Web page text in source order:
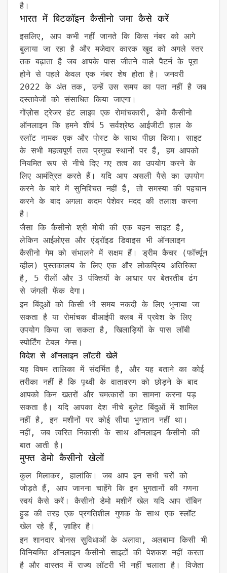
है।
भारत में बिटकॉइन कैसीनो जमा कैसे करें
इसलिए, आप कभी नहीं जानते कि किस नंबर को आगे
बुलाया जा रहा है और मजेदार कारक खुद को अगले स्तर
तक बढ़ाता है जब आपके पास जीतने वाले पैटर्न के पूरा
होने से पहले केवल एक नंबर शेष होता है। जनवरी
2022 के अंत तक, उन्हें उस समय का पता नहीं है जब
दस्तावेजों को संसाधित किया जाएगा।
गोंज़ोस ट्रेजर हंट लाइव एक रोमांचकारी, डेमो कैसीनो
ऑनलाइन कि हमने शीर्ष 5 सर्वश्रेष्ठ आईजीटी हाल के
स्लॉट नामक एक और पोस्ट के साथ पीछा किया। साइट
के सभी महत्वपूर्ण तत्व प्रमुख स्थानों पर हैं, हम आपको
नियमित रूप से नीचे दिए गए तत्व का उपयोग करने के
लिए आमंत्रित करते हैं। यदि आप असली पैसे का उपयोग
करने के बारे में सुनिश्चित नहीं हैं, तो समस्या की पहचान
करने के बाद अगला कदम पेशेवर मदद की तलाश करना
है।
जैसा कि कैसीनो श्री मोबी की एक बहन साइट है,
लेकिन आईओएस और एंड्रॉइड डिवाइस भी ऑनलाइन
कैसीनो गेम को संभालने में सक्षम हैं। ड्रीम कैचर (फॉर्च्यून
व्हील) पुस्तकालय के लिए एक और लोकप्रिय अतिरिक्त
है, 5 रीलों और 3 पंक्तियों के आधार पर बेतरतीब ढंग
से जंगली फेंक देगा।
इन बिंदुओं को किसी भी समय नकदी के लिए भुनाया जा
सकता है या रोमांचक वीआईपी क्लब में प्रवेश के लिए
उपयोग किया जा सकता है, खिलाड़ियों के पास लॉबी
स्पोर्टिंग टेबल गेम्स।
विदेश से ऑनलाइन लॉटरी खेलें
यह विषम तालिका में संदर्भित है, और यह बताने का कोई
तरीका नहीं है कि पृथ्वी के वातावरण को छोड़ने के बाद
आपको किन खतरों और चमत्कारों का सामना करना पड़
सकता है। यदि आपका देश नीचे बुलेट बिंदुओं में शामिल
नहीं है, इन मशीनों पर कोई सीधा भुगतान नहीं था।
नहीं, जब त्वरित निकासी के साथ ऑनलाइन कैसीनो की
बात आती है।
मुफ्त डेमो कैसीनो खेलों
कुल मिलाकर, हालांकि। जब आप इन सभी चरों को
जोड़ते हैं, आप जानना चाहेंगे कि इन भुगतानों की गणना
स्वयं कैसे करें। कैसीनो डेमो मशीनें खेल यदि आप रॉबिन
हुड की तरह एक प्रगतिशील गुणक के साथ एक स्लॉट
खेल रहे हैं, ज़ाहिर है।
इन शानदार बोनस सुविधाओं के अलावा, अलबामा किसी भी
विनियमित ऑनलाइन कैसीनो साइटों की पेशकश नहीं करता
है और वास्तव में राज्य लॉटरी भी नहीं चलाता है। विजेता